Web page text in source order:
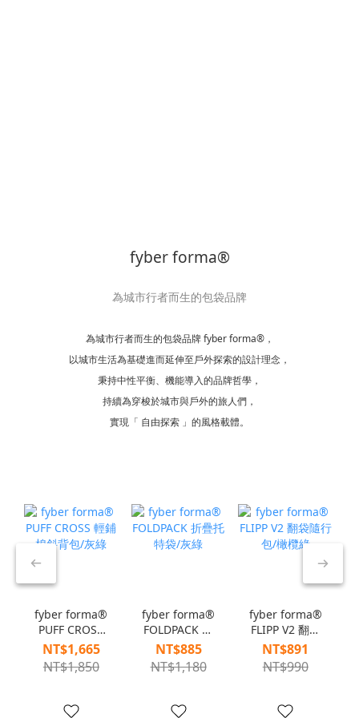
fyber forma®
為城市行者而生的包袋品牌
為城市行者而生的包袋品牌 fyber forma®，
以城市生活為基礎進而延伸至戶外探索的設計理念，
秉持中性平衡、機能導入的品牌哲學，
持續為穿梭於城市與戶外的旅人們，
實現「 自由探索 」的風格載體。
fyber forma®
PUFF CROSS
輕鋪棉斜背包/
灰綠
NT$1,665
NT$1,850
fyber forma®
FOLDPACK 折
疊托特袋/灰綠
NT$885
NT$1,180
fyber forma®
FLIPP V2 翻袋
隨行包/橄欖綠
NT$891
NT$990